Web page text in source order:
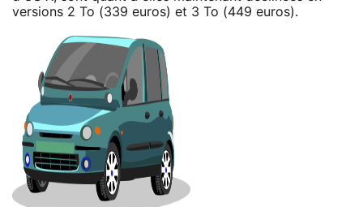
versions 2 To (339 euros) et 3 To (449 euros).